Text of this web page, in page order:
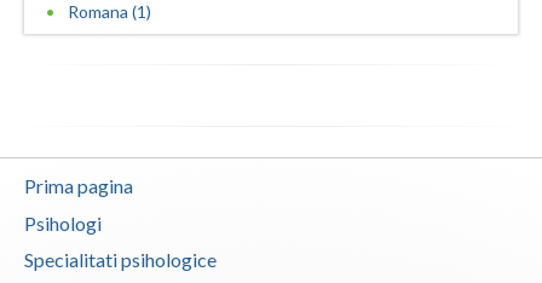
Romana (1)
Prima pagina
Psihologi
Specialitati psihologice